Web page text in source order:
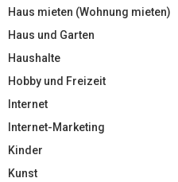
Haus mieten (Wohnung mieten)
Haus und Garten
Haushalte
Hobby und Freizeit
Internet
Internet-Marketing
Kinder
Kunst